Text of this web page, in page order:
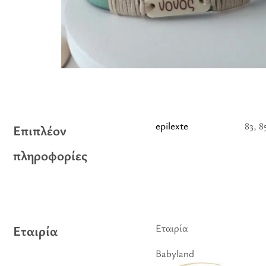
Επιπλέον
πληροφορίες
epilexte 83,
Εταιρία
Εταιρία
Babyland